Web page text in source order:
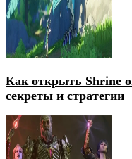
Как открыть Shrine
секреты и стратегии